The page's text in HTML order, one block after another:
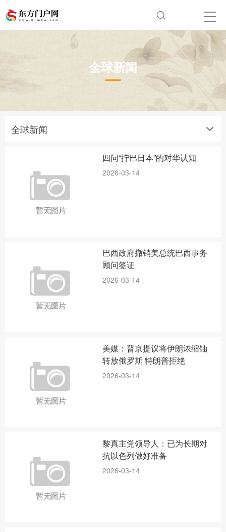
全球新闻
全球新闻
四问“拧巴日本”的对华认知
2026-03-14
巴西政府撤销美总统巴西事务
顾问签证
2026-03-14
美媒：普京提议将伊朗浓缩铀
转放俄罗斯 特朗普拒绝
2026-03-14
黎真主党领导人：已为长期对
抗以色列做好准备
2026-03-14